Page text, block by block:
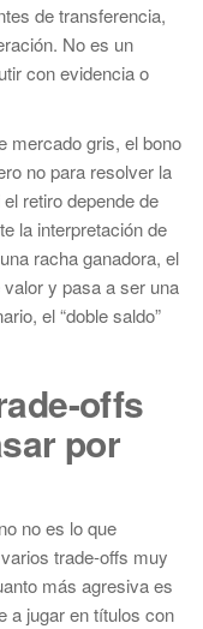
de transferencia,
No es un
con evidencia o
mercado gris, el bono
no para resolver la
retiro depende de
la interpretación de
racha ganadora, el
y pasa a ser una
el “doble saldo”
offs
por
no es lo que
trade-offs muy
más agresiva es
a jugar en títulos con